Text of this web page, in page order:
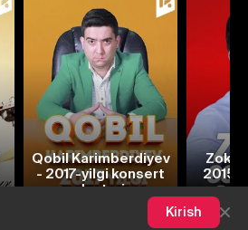
Kirish
Qobil Karimberdiyev
- 2017-yilgi konsert
dasturi
Zokir
2015-